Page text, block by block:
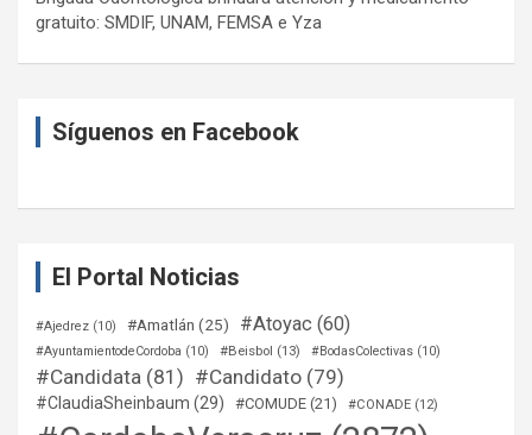
gratuito: SMDIF, UNAM, FEMSA e Yza
Síguenos en Facebook
El Portal Noticias
#Ajedrez (10) #Amatlán (25) #Atoyac (60)
#AyuntamientodeCordoba (10) #Beisbol (13) #BodasColectivas (10)
#Candidata (81) #Candidato (79)
#ClaudiaSheinbaum (29) #COMUDE (21) #CONADE (12)